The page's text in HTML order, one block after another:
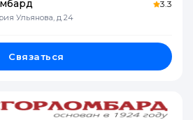
Ульянова, д 24
3.3
Связаться